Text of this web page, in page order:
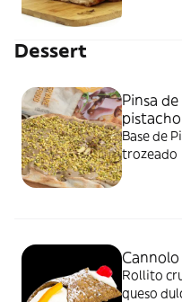
Dessert
Pinsa
pistacho
Base de
trozeado
Cannolo
Rollito
queso